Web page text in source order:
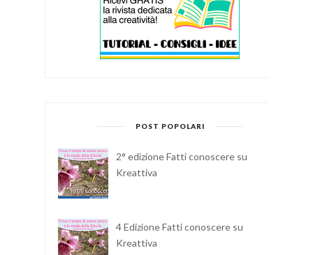
POST POPOLARI
2° edizione Fatti conoscere su
Kreattiva
4 Edizione Fatti conoscere su
Kreattiva